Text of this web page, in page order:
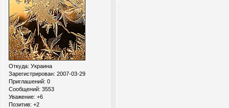
Откуда: Украина
Зарегистрирован: 2007-03-29
Приглашений: 0
Сообщений: 3553
Уважение: +6
Позитив: +2